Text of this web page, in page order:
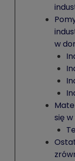
w
się